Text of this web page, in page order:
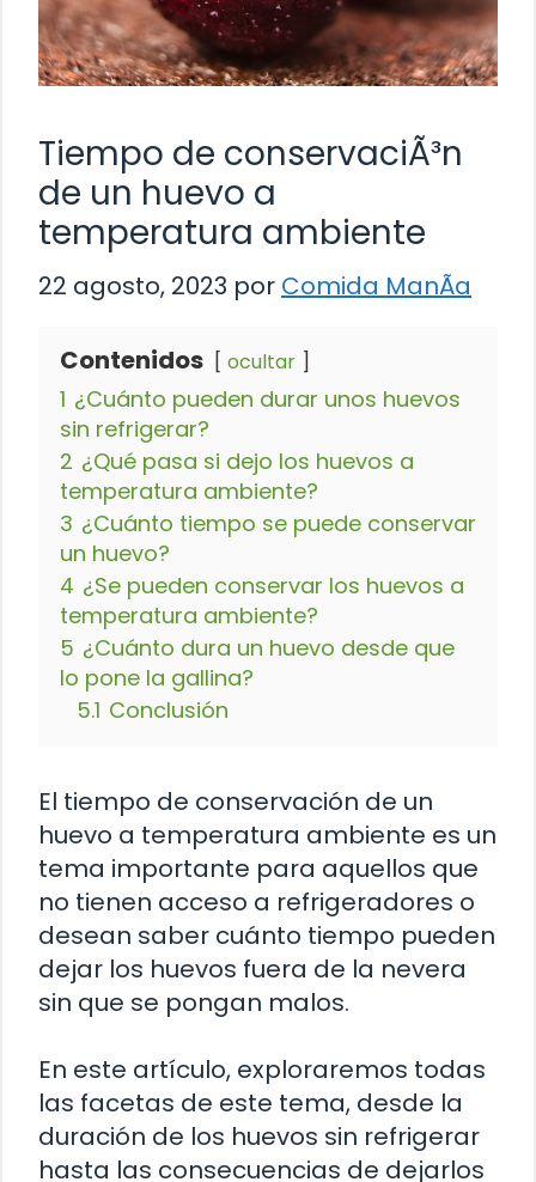
Tiempo de conservaciÃ³n
de un huevo a
temperatura ambiente
22 agosto, 2023 por Comida ManÃ­a
Contenidos ocultar
1 ¿Cuánto pueden durar unos huevos
sin refrigerar?
2 ¿Qué pasa si dejo los huevos a
temperatura ambiente?
3 ¿Cuánto tiempo se puede conservar
un huevo?
4 ¿Se pueden conservar los huevos a
temperatura ambiente?
5 ¿Cuánto dura un huevo desde que
lo pone la gallina?
5.1 Conclusión
El tiempo de conservación de un
huevo a temperatura ambiente es un
tema importante para aquellos que
no tienen acceso a refrigeradores o
desean saber cuánto tiempo pueden
dejar los huevos fuera de la nevera
sin que se pongan malos.
En este artículo, exploraremos todas
las facetas de este tema, desde la
duración de los huevos sin refrigerar
hasta las consecuencias de dejarlos